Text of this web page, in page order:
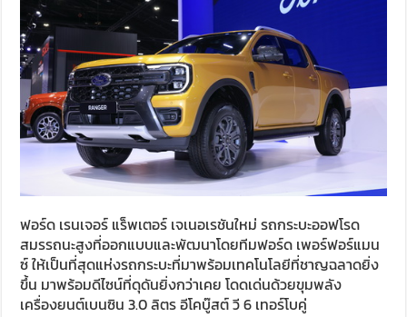
ฟอร์ด เรนเจอร์ แร็พเตอร์ เจเนอเรชันใหม่ รถกระบะออฟโรด
สมรรถนะสูงที่ออกแบบและพัฒนาโดยทีมฟอร์ด เพอร์ฟอร์แมน
ซ์ ให้เป็นที่สุดแห่งรถกระบะที่มาพร้อมเทคโนโลยีที่ชาญฉลาดยิ่ง
ขึ้น มาพร้อมดีไซน์ที่ดุดันยิ่งกว่าเคย โดดเด่นด้วยขุมพลัง
เครื่องยนต์เบนซิน 3.0 ลิตร อีโคบู๊สต์ วี 6 เทอร์โบคู่